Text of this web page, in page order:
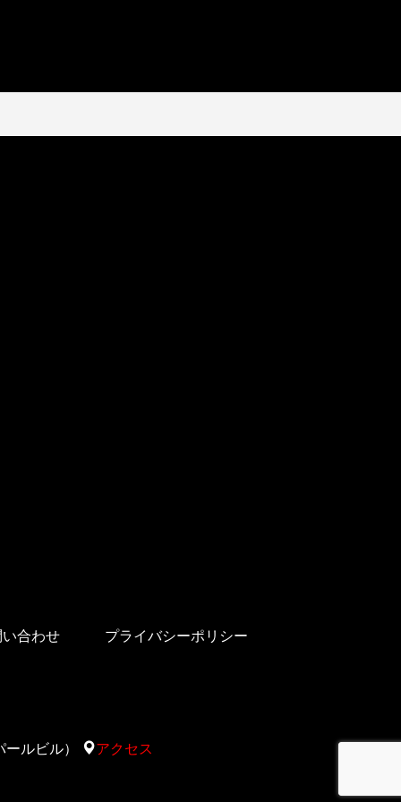
合わせ プライバシーポリシー
ルビル） アクセス